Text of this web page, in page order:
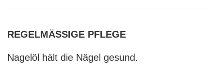
REGELMÄSSIGE PFLEGE
Nagelöl hält die Nägel gesund.